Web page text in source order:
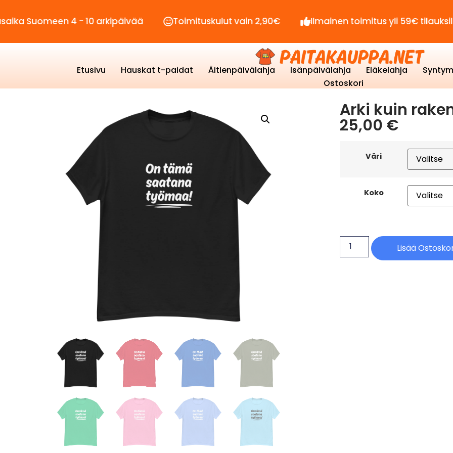
4 - 10 arkipäivää Toimituskulut vain 2,90€ Ilmainen toimitus yli 59€ tilauksille!
Etusivu Hauskat t-paidat Äitienpäivälahja Isänpäivälahja Eläkelahja
Ostoskori
Arki kuin
25,00 €
Väri
Koko
Lisää